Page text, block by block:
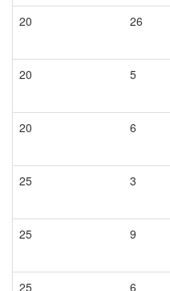
20
26
20
5
20
6
25
3
25
9
25
6